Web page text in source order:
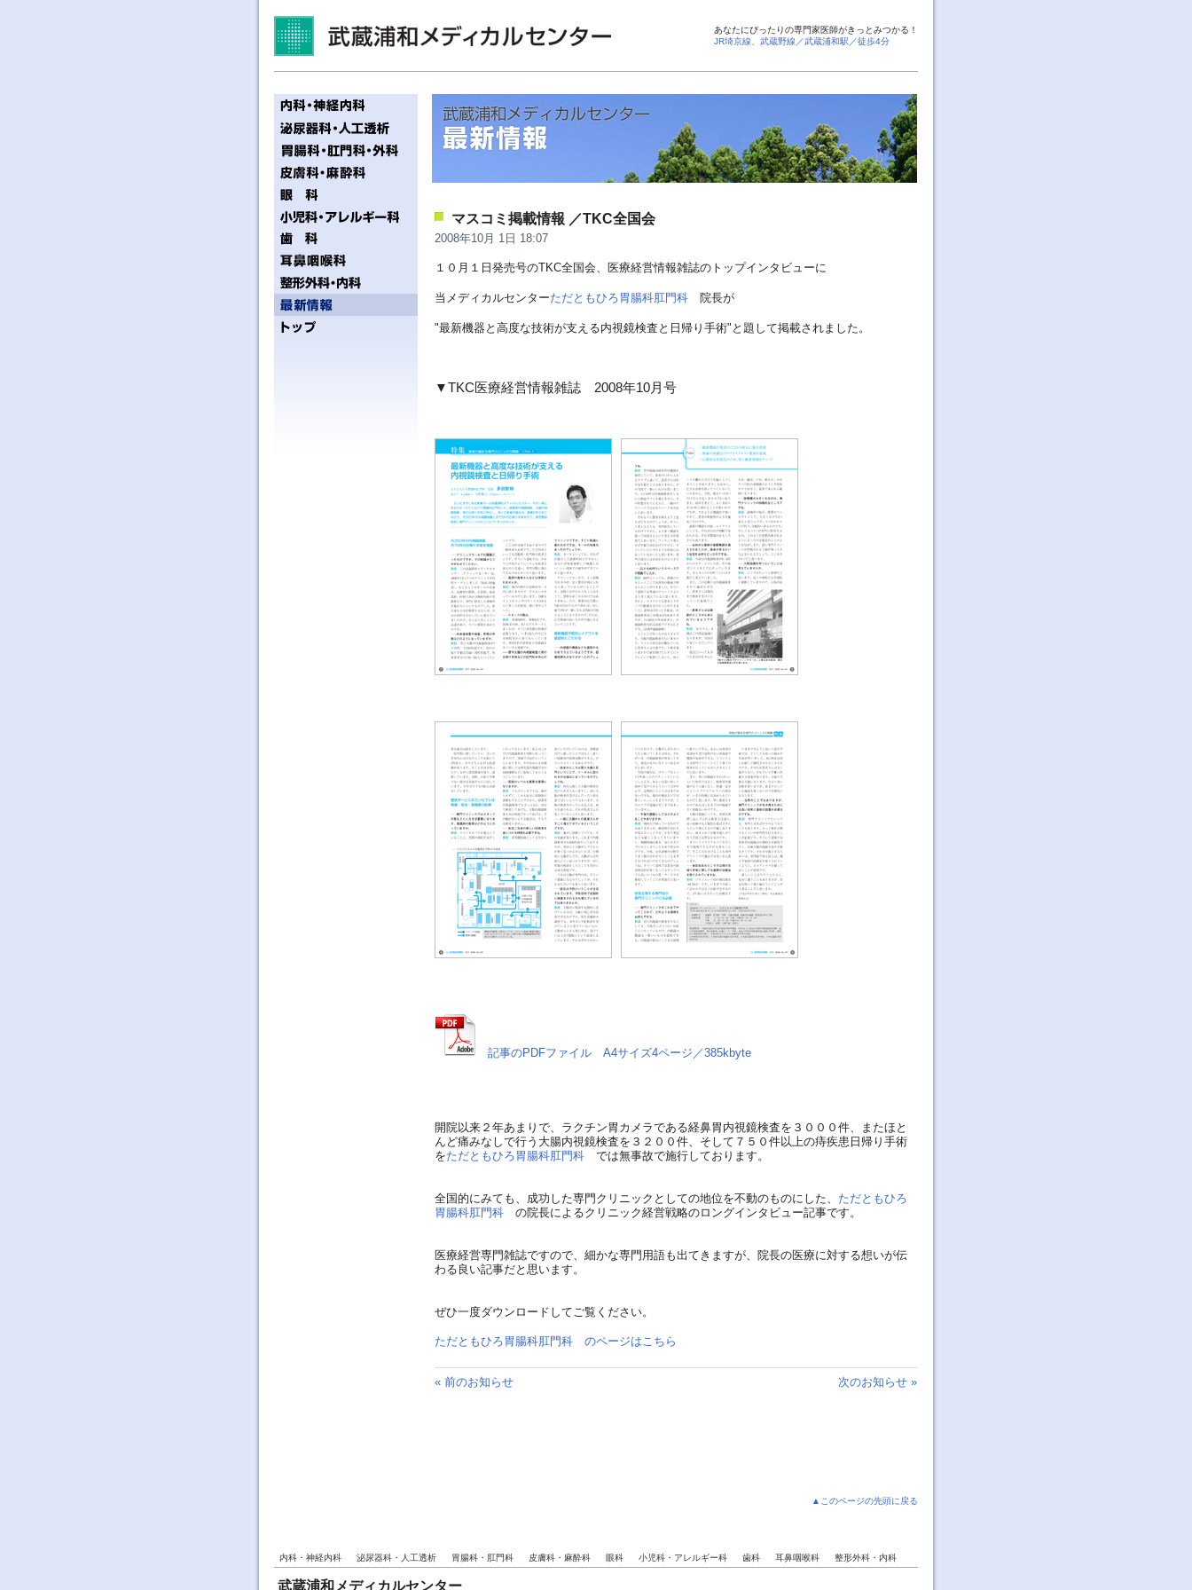
あなたにぴったりの専門家医師がきっとみつかる！
JR埼京線、武蔵野線／武蔵浦和駅／徒歩4分
マスコミ掲載情報 ／TKC全国会
2008年10月 1日 18:07
１０月１日発売号のTKC全国会、医療経営情報雑誌のトップインタビューに
当メディカルセンターただともひろ胃腸科肛門科 院長が
"最新機器と高度な技術が支える内視鏡検査と日帰り手術"と題して掲載されました。
▼TKC医療経営情報雑誌 2008年10月号
記事のPDFファイル A4サイズ4ページ／385kbyte
開院以来２年あまりで、ラクチン胃カメラである経鼻胃内視鏡検査を３０００件、またほと
んど痛みなしで行う大腸内視鏡検査を３２００件、そして７５０件以上の痔疾患日帰り手術
をただともひろ胃腸科肛門科 では無事故で施行しております。
全国的にみても、成功した専門クリニックとしての地位を不動のものにした、 ただともひろ
胃腸科肛門科 の院長によるクリニック経営戦略のロングインタビュー記事です。
医療経営専門雑誌ですので、細かな専門用語も出てきますが、院長の医療に対する想いが伝
わる良い記事だと思います。
ぜひ一度ダウンロードしてご覧ください。
ただともひろ胃腸科肛門科 のページはこちら
« 前のお知らせ 次のお知らせ »
▲このページの先頭に戻る
内科・神経内科 泌尿器科・人工透析 胃腸科・肛門科 皮膚科・麻酔科 眼科 小児科・アレルギー科 歯科 耳鼻咽喉科 整形外科・内科
武蔵浦和メディカルセンター